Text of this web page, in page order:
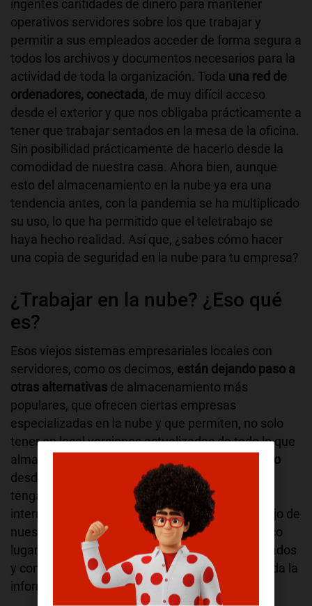
ingentes cantidades de dinero para mantener
operativos servidores sobre los que trabajar y
permitir a sus empleados acceder de forma segura a
todos los archivos y documentos necesarios para la
actividad de toda la organización. Toda una red de
ordenadores, conectada, de muy difícil acceso
desde el exterior y que nos obligaba prácticamente a
tener que trabajar sentados en la mesa de la oficina.
Sin posibilidad prácticamente de hacerlo desde la
comodidad de nuestra casa. Ahora bien, aunque
esto del almacenamiento en la nube ya era una
tendencia antes, con la pandemia se ha multiplicado
su uso, lo que ha permitido que el teletrabajo se
haya hecho realidad. Así que, ¿sabes cómo hacer
una copia de seguridad en la nube para tu empresa?
¿Trabajar en la nube? ¿Eso qué
es?
Esos viejos sistemas empresariales locales con
servidores, como os decimos, están dejando paso a
otras alternativas de almacenamiento más
populares, que ofrecen ciertas empresas
especializadas en la nube y que permiten, no solo
tener en local versiones actualizadas de todo lo que
almacenamos, sino facilitarnos el
acceso remoto
desde prácticamente cualquier dispositivo que
tenga una pantalla y capacidades de conexión a
internet. Algo que agiliza enormemente el trabajo de
nuestros empleados y los deslocaliza de un único
lugar (la oficina) mientras los mantiene coordinados
y comunicados dentro de su departamento a toda la
información relevante.